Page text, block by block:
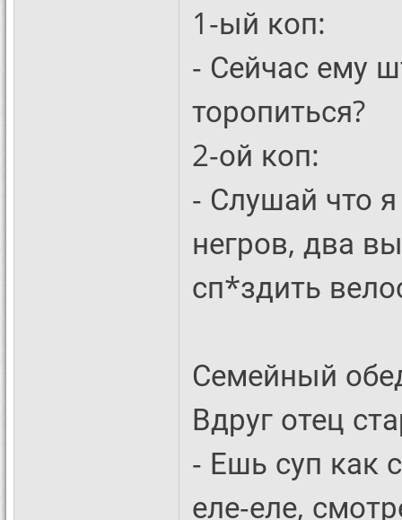
1-ый коп:
- Сейчас ему
торопиться?
2-ой коп:
- Слушай что я
негров, два
сп*здить
Семейный
Вдруг отец
- Ешь суп как
еле-еле,